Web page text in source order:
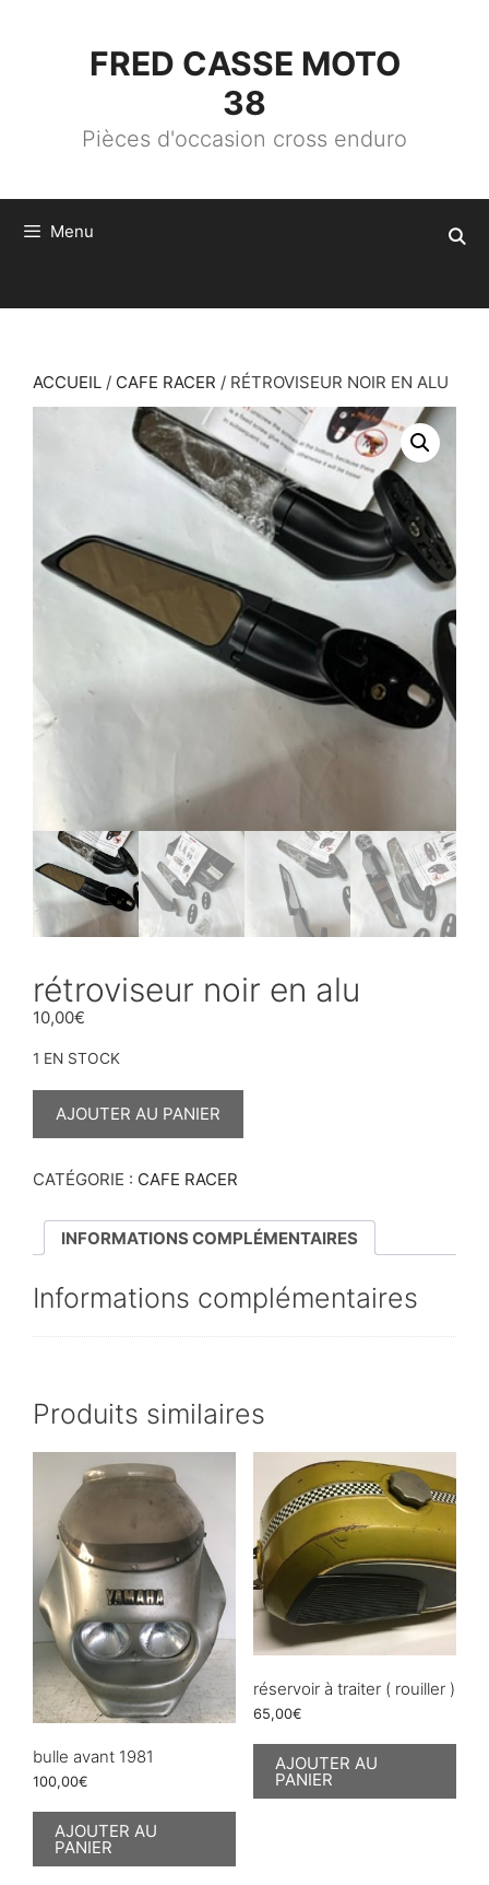
FRED CASSE MOTO
38
Pièces d'occasion cross enduro
Menu
ACCUEIL / CAFE RACER / RÉTROVISEUR NOIR EN ALU
rétroviseur noir en alu
10,00€
1 EN STOCK
QUANTITÉ
ALU
AJOUTER AU PANIER
CATÉGORIE : CAFE RACER
INFORMATIONS COMPLÉMENTAIRES
Informations complémentaires
Produits similaires
bulle avant 1981
100,00€
AJOUTER AU
PANIER
réservoir à traiter ( rouiller )
65,00€
AJOUTER AU
PANIER